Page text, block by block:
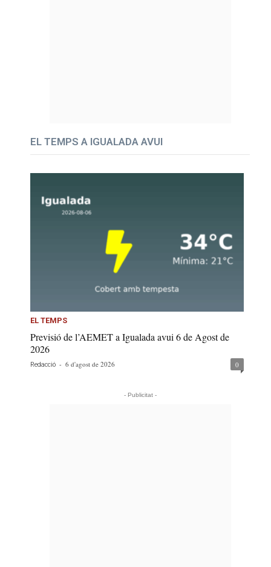
EL TEMPS A IGUALADA AVUI
EL TEMPS
Previsió de l’AEMET a Igualada avui 6 de Agost de
2026
Redacció - 6 d'agost de 2026 0
- Publicitat -